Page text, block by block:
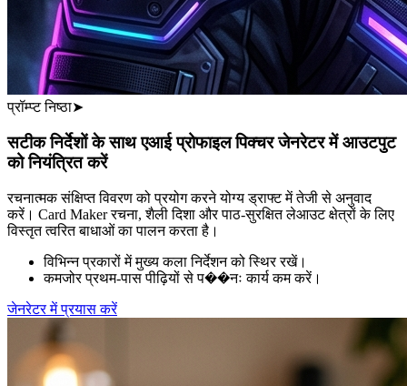
प्रॉम्प्ट निष्ठा➤
सटीक निर्देशों के साथ एआई प्रोफाइल पिक्चर जेनरेटर में आउटपुट
को नियंत्रित करें
रचनात्मक संक्षिप्त विवरण को प्रयोग करने योग्य ड्राफ्ट में तेजी से अनुवाद
करें। Card Maker रचना, शैली दिशा और पाठ-सुरक्षित लेआउट क्षेत्रों के लिए
विस्तृत त्वरित बाधाओं का पालन करता है।
विभिन्न प्रकारों में मुख्य कला निर्देशन को स्थिर रखें।
कमजोर प्रथम-पास पीढ़ियों से प��नः कार्य कम करें।
जेनरेटर में प्रयास करें